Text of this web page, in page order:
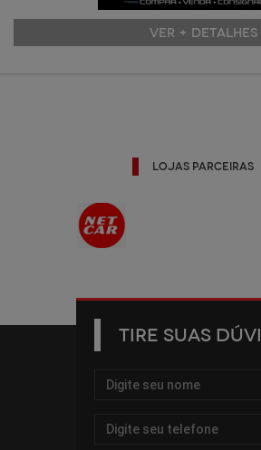
VER + DETALHES
Lojas Parceiras
TIRE SUAS